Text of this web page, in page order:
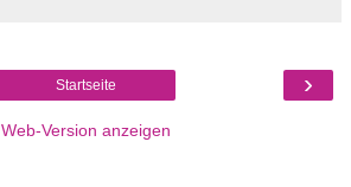
›
Startseite
Web-Version anzeigen